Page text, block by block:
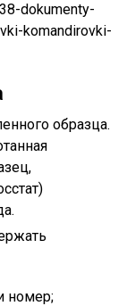
dokumenty-
komandirovki-
образца.
номер;